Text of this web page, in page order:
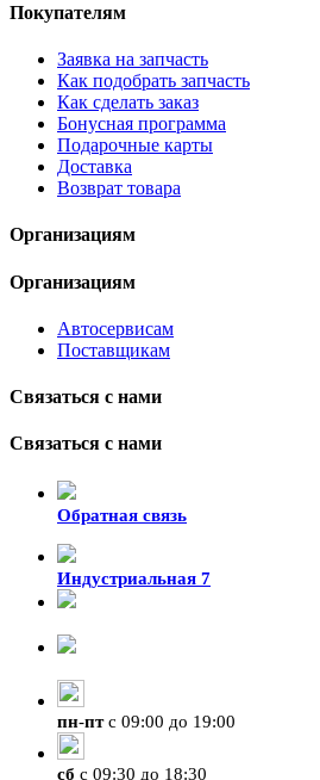
Покупателям
Заявка на запчасть
Как подобрать запчасть
Как сделать заказ
Бонусная программа
Подарочные карты
Доставка
Возврат товара
Организациям
Организациям
Автосервисам
Поставщикам
Связаться с нами
Связаться с нами
Обратная связь
Индустриальная 7
пн-птс 09:00 до 19:00
сб с 09:30 до 18:30